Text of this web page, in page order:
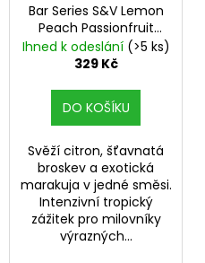
Bar Series S&V Lemon
Peach Passionfruit
10ml Citron, broskev a
marakuja
Ihned k odeslání (>5 ks)
329 Kč
DO KOŠÍKU
Svěží citron, šťavnatá
broskev a exotická
marakuja v jedné směsi.
Intenzivní tropický
zážitek pro milovníky
výrazných...